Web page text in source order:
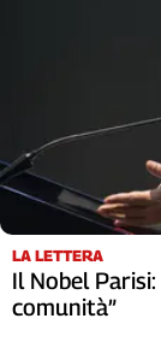
LA LETTERA
Il Nobel
comunità”